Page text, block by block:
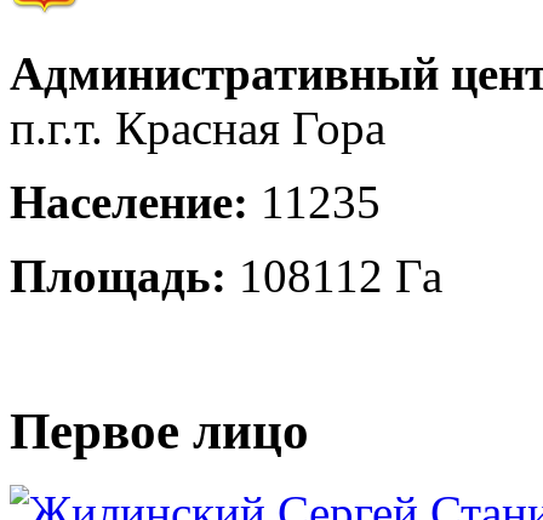
Административный
п.г.т. Красная Гора
Население: 11235
Площадь: 108112 Га
Первое лицо